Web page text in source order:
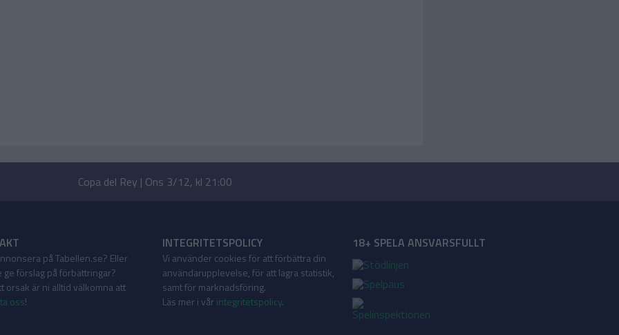
Copa del Rey | Ons 3/12, kl 21:00
på Tabellen.se? Eller
ge förslag på förbättringar?
orsak är ni alltid välkomna att
oss!
INTEGRITETSPOLICY
Vi använder cookies för att förbättra din
användarupplevelse, för att lagra statistik,
samt för marknadsföring.
Läs mer i vår integritetspolicy.
18+ SPELA ANSVARSFULLT